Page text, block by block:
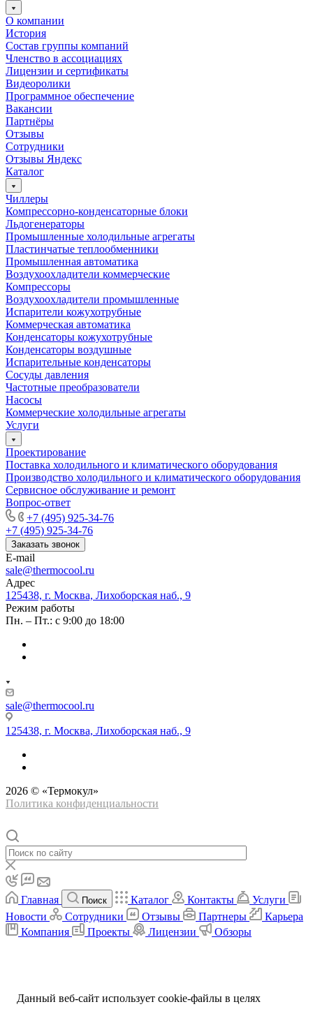
О компании
История
Состав группы компаний
Членство в ассоциациях
Лицензии и сертификаты
Видеоролики
Программное обеспечение
Вакансии
Партнёры
Отзывы
Сотрудники
Отзывы Яндекс
Каталог
Чиллеры
Компрессорно-конденсаторные блоки
Льдогенераторы
Промышленные холодильные агрегаты
Пластинчатые теплообменники
Промышленная автоматика
Воздухоохладители коммерческие
Компрессоры
Воздухоохладители промышленные
Испарители кожухотрубные
Коммерческая автоматика
Конденсаторы кожухотрубные
Конденсаторы воздушные
Испарительные конденсаторы
Сосуды давления
Частотные преобразователи
Насосы
Коммерческие холодильные агрегаты
Услуги
Проектирование
Поставка холодильного и климатического оборудования
Производство холодильного и климатического оборудования
Сервисное обслуживание и ремонт
Вопрос-ответ
+7 (495) 925-34-76
+7 (495) 925-34-76
Заказать звонок
E-mail
sale@thermocool.ru
Адрес
125438, г. Москва, Лихоборская наб., 9
Режим работы
Пн. – Пт.: с 9:00 до 18:00
sale@thermocool.ru
125438, г. Москва, Лихоборская наб., 9
2026 © «Термокул»
Политика конфиденциальности
Главная Поиск Каталог Контакты
Услуги
Новости
Сотрудники Отзывы Партнеры
Карьера
Компания
Проекты Лицензии Обзоры
Данный веб-сайт использует cookie-файлы в целях